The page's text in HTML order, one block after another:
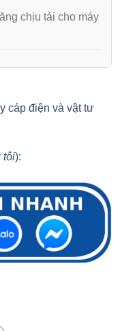
chịu tải cho máy
cáp điện và vật tư
tôi):